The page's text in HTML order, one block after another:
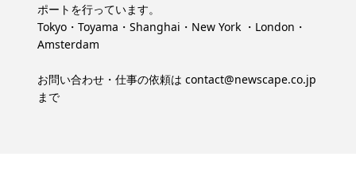
ポートを行っています。
Tokyo・Toyama・Shanghai・New York ・London・
Amsterdam
お問い合わせ・仕事の依頼は contact@newscape.co.jp
まで